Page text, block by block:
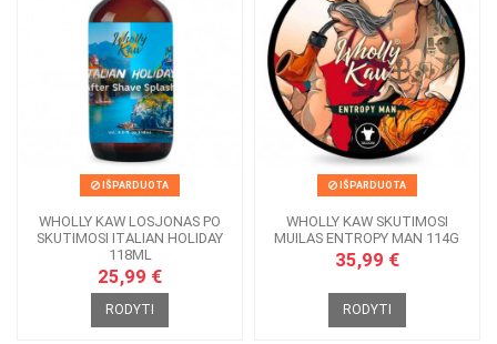
IŠPARDUOTA
WHOLLY KAW LOSJONAS PO
SKUTIMOSI ITALIAN HOLIDAY
118ML
25,99 €
RODYTI
IŠPARDUOTA
WHOLLY KAW SKUTIMOSI
MUILAS ENTROPY MAN 114G
35,99 €
RODYTI